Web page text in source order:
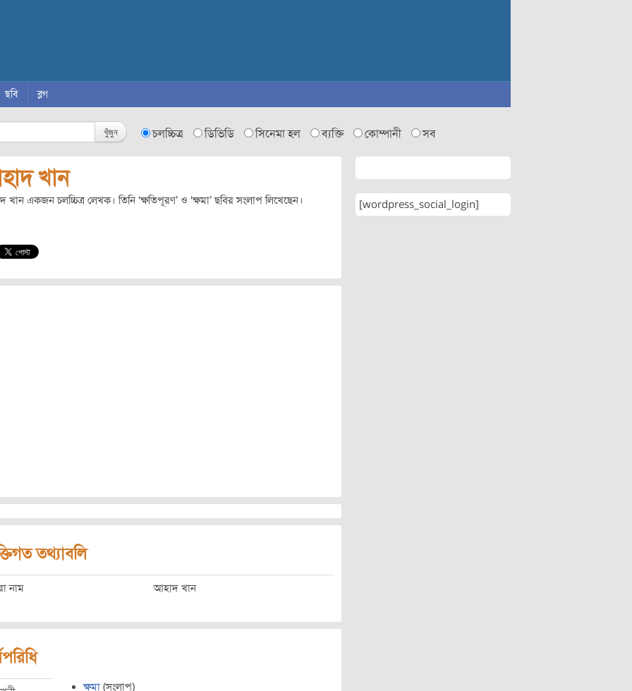
ছবি ব্লগ
খুঁজুন চলচ্চিত্র ডিভিডি সিনেমা হল ব্যক্তি কোম্পানী সব
খান
খান একজন চলচ্চিত্র লেখক। তিনি ‘ক্ষতিপূরণ’ ও ‘ক্ষমা’ ছবির সংলাপ লিখেছেন।
তথ্যাবলি
নাম আহাদ খান
ক্ষমা (সংলাপ)
[wordpress_social_login]